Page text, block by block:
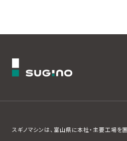
スギノマシンは、富山県に本社・主要工場を